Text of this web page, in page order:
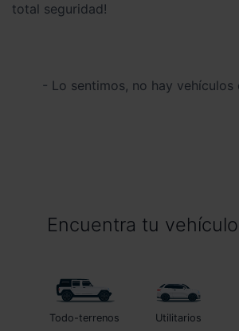
total seguridad!
- Lo sentimos, no hay vehículos
Encuentra tu vehículo
Todo-terrenos Utilitarios